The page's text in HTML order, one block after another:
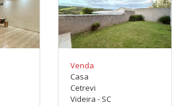
Venda
Casa
Cetrevi
Videira - SC